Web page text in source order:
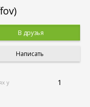
В друзья
Написать
у 1